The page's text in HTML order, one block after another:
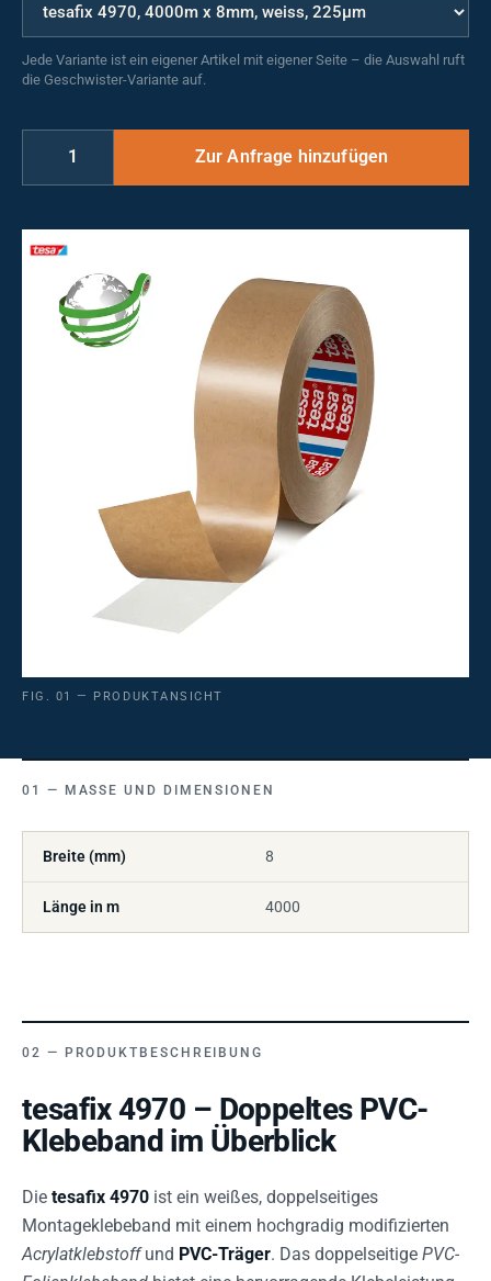
Jede Variante ist ein eigener Artikel mit eigener Seite – die Auswahl ruft
die Geschwister-Variante auf.
FIG. 01 — PRODUKTANSICHT
MASSE UND DIMENSIONEN
Breite (mm) 8
Länge in m 4000
PRODUKTBESCHREIBUNG
tesafix 4970 – Doppeltes PVC-
Klebeband im Überblick
Die tesafix 4970 ist ein weißes, doppelseitiges
Montageklebeband mit einem hochgradig modifizierten
Acrylatklebstoffund PVC-Träger. Das doppelseitige PVC-